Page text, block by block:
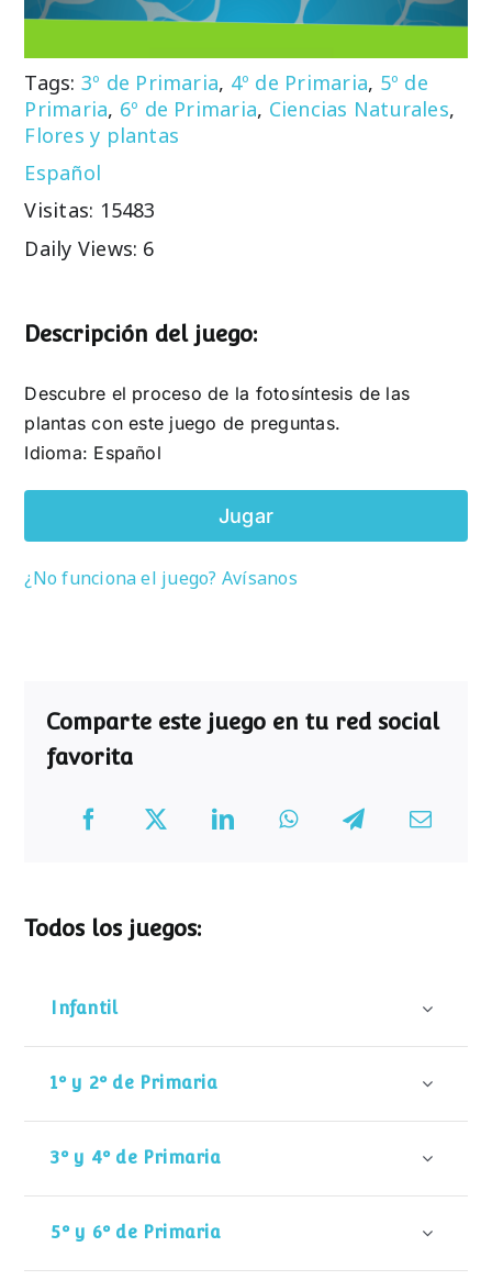
Tags: 3º de Primaria, 4º de Primaria, 5º de
Primaria, 6º de Primaria, Ciencias Naturales,
Flores y plantas
Español
Visitas: 15483
Daily Views: 6
Descripción del juego:
Descubre el proceso de la fotosíntesis de las
plantas con este juego de preguntas.
Idioma: Español
Jugar
¿No funciona el juego? Avísanos
Comparte este juego en tu red social
favorita
Todos los juegos:
Infantil
1º y 2º de Primaria
3º y 4º de Primaria
5º y 6º de Primaria